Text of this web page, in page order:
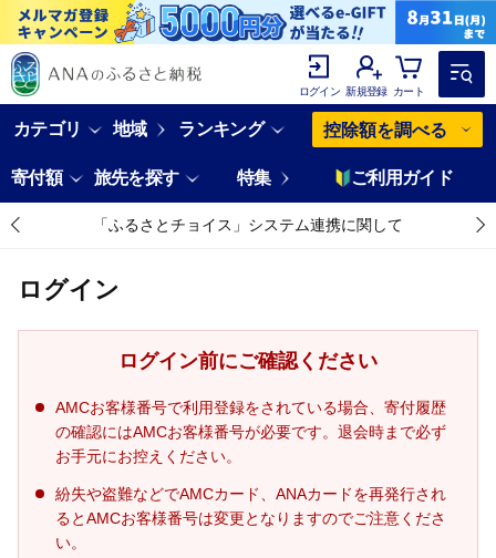
ログイン 新規登録 カート
カテゴリ 地域 ランキング 控除額を調べる
寄付額 旅先を探す 特集 ご利用ガイド
「ふるさとチョイス」システム連携に関して
ログイン
ログイン前にご確認ください
AMCお客様番号で利用登録をされている場合、寄付履歴
の確認にはAMCお客様番号が必要です。退会時まで必ず
お手元にお控えください。
紛失や盗難などでAMCカード、ANAカードを再発行され
るとAMCお客様番号は変更となりますのでご注意くださ
い。